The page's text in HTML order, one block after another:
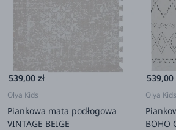
539,00 zł
Olya Kids
Piankowa mata podłogowa
VINTAGE BEIGE
539,00
Olya Kids
BOHO